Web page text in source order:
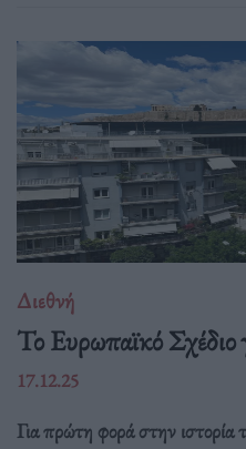
Διεθνή
Το Ευρωπαϊκό Σχέδιο
17.12.25
Για πρώτη φορά στην